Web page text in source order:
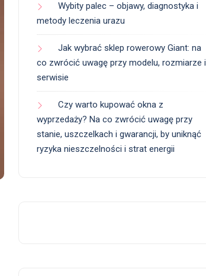
Wybity palec – objawy, diagnostyka i
metody leczenia urazu
Jak wybrać sklep rowerowy Giant: na
co zwrócić uwagę przy modelu, rozmiarze i
serwisie
Czy warto kupować okna z
wyprzedaży? Na co zwrócić uwagę przy
stanie, uszczelkach i gwarancji, by uniknąć
ryzyka nieszczelności i strat energii